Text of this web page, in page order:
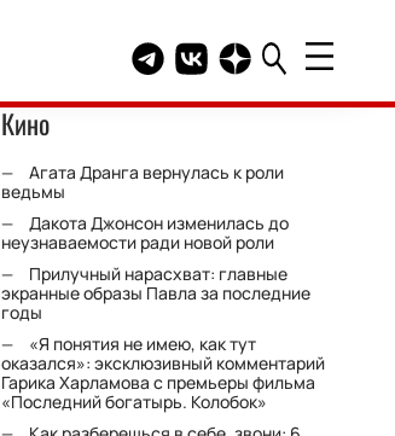
Telegram канал HELLO
Группа HELLO
Канал HELLO в
Кино
Агата Дранга вернулась к роли
ведьмы
Дакота Джонсон изменилась до
неузнаваемости ради новой роли
Прилучный нарасхват: главные
экранные образы Павла за последние
годы
«Я понятия не имею, как тут
оказался»: эксклюзивный комментарий
Гарика Харламова с премьеры фильма
«Последний богатырь. Колобок»